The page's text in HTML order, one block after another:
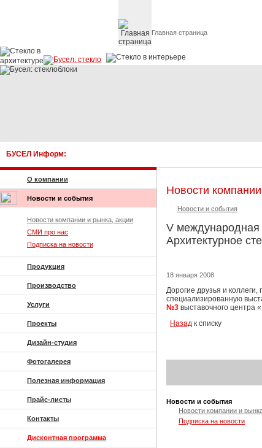
Главная страница
БУСЕЛ Информ:
О компании
Новости и события
Новости компании и рынка, акции
СМИ про нас
Подписка на новости
Продукция
Производство
Услуги
Проекты
Дизайн-студия
Фотогалерея
Полезная информация
Прайс-листы
Контакты
Дисконтная программа
Новости
Новости и события
V международная
Архитектурное
18 января 2008
Дорогие друзья и
специализированную
№3 выставочного центра
Назад к списку
Новости и события
Новости компании и
Подписка на новости